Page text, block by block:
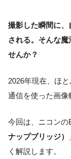
撮影した瞬間に
される。そんな
せんか？
2026年現在、ほ
通信を使った画像
今回は、ニコンの
ナップブリッジ）
く解説します。